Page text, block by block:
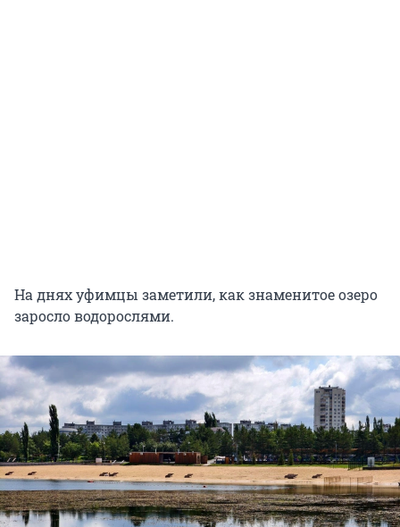
На днях уфимцы заметили, как знаменитое озеро
заросло водорослями.